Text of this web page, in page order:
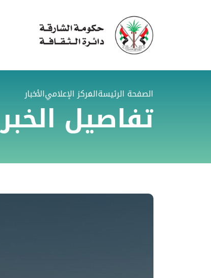
الصفحة الرئيسةالمركز الإعلاميالأخبار
تفاصيل الخبر